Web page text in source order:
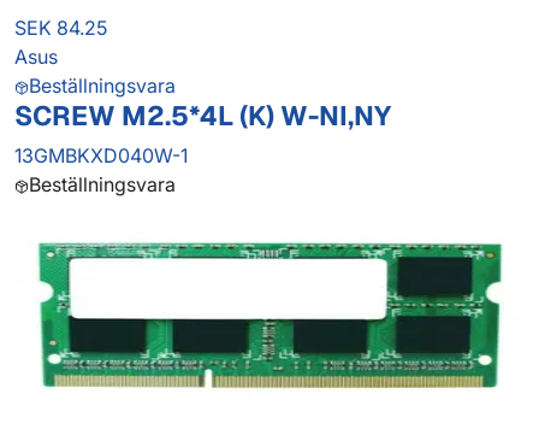
SEK 84.25
Asus
Beställningsvara
SCREW M2.5*4L (K) W-NI,NY
13GMBKXD040W-1
Beställningsvara